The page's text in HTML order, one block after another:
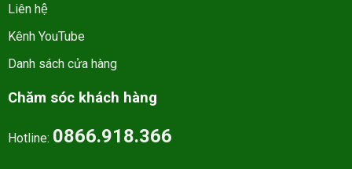
Liên hệ
Kênh YouTube
Danh sách cửa hàng
Chăm sóc khách hàng
Hotline: 0866.918.366